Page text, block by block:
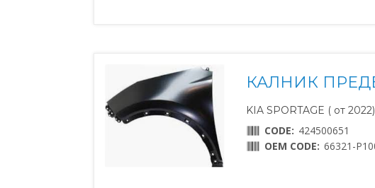
КАЛНИК
KIA SPORTAGE ( от 2022)
CODE: 424500651
OEM CODE: 66321-